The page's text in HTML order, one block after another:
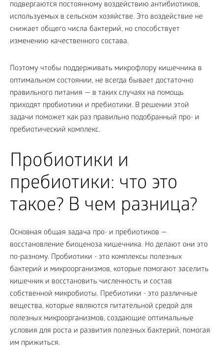
подвергаются постоянному воздействию антибиотиков,
используемых в сельском хозяйстве. Это воздействие не
снижает общего числа бактерий, но способствует
изменению качественного состава.
Поэтому чтобы поддерживать микрофлору кишечника в
оптимальном состоянии, не всегда бывает достаточно
правильного питания — в таких случаях на помощь
приходят пробиотики и пребиотики. В решении этой
задачи поможет как раз правильно подобранный про- и
пребиотический комплекс.
Пробиотики и
пребиотики: что это
такое? В чем разница?
Основная общая задача про- и пребиотиков —
восстановление биоценоза кишечника. Но делают они это
по-разному. Пробиотики - это комплексы полезных
бактерий и микроорганизмов, которые помогают заселить
кишечник и восстановить численность и состав
собственной микробиоты. Пребиотики - это различные
вещества, которые являются питательной средой для
полезных микроорганизмов, создающие оптимальные
условия для роста и развития полезных бактерий, помогая
им прижиться.